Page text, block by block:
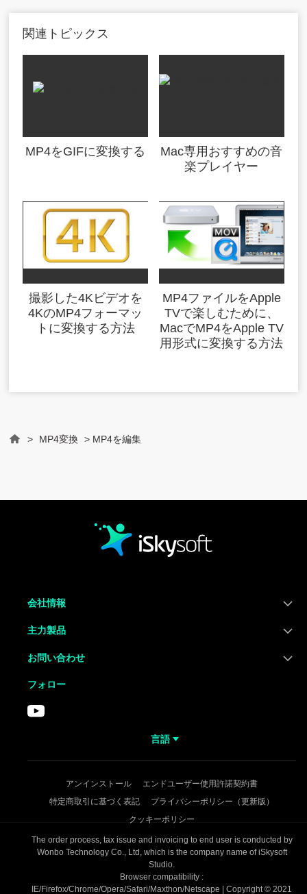
関連トピックス
MP4をGIFに変換する
Mac専用おすすめの音
楽プレイヤー
撮影した4Kビデオを
4KのMP4フォーマッ
トに変換する方法
MP4ファイルをApple
TVで楽しむために、
MacでMP4をApple TV
用形式に変換する方法
> MP4変換 > MP4を編集
会社情報
主力製品
お問い合わせ
フォロー
言語
アンインストール
エンドユーザー使用許諾契約書
特定商取引に基づく表記
プライバシーポリシー（更新版）
クッキーポリシー
The order process, tax issue and invoicing to end user is conducted by
Wonbo Technology Co., Ltd, which is the company name of iSkysoft
Studio.
Browser compatibility :
IE/Firefox/Chrome/Opera/Safari/Maxthon/Netscape | Copyright © 2021